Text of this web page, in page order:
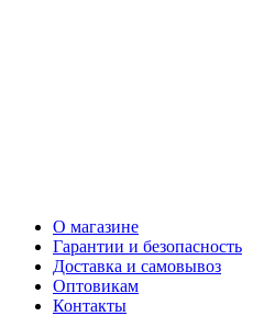
О магазине
Гарантии и безопасность
Доставка и самовывоз
Оптовикам
Контакты